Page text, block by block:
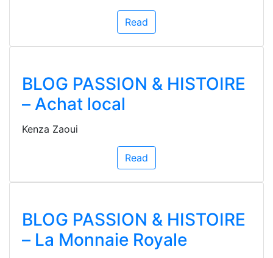
Read
BLOG PASSION & HISTOIRE
– Achat local
Kenza Zaoui
Read
BLOG PASSION & HISTOIRE
– La Monnaie Royale